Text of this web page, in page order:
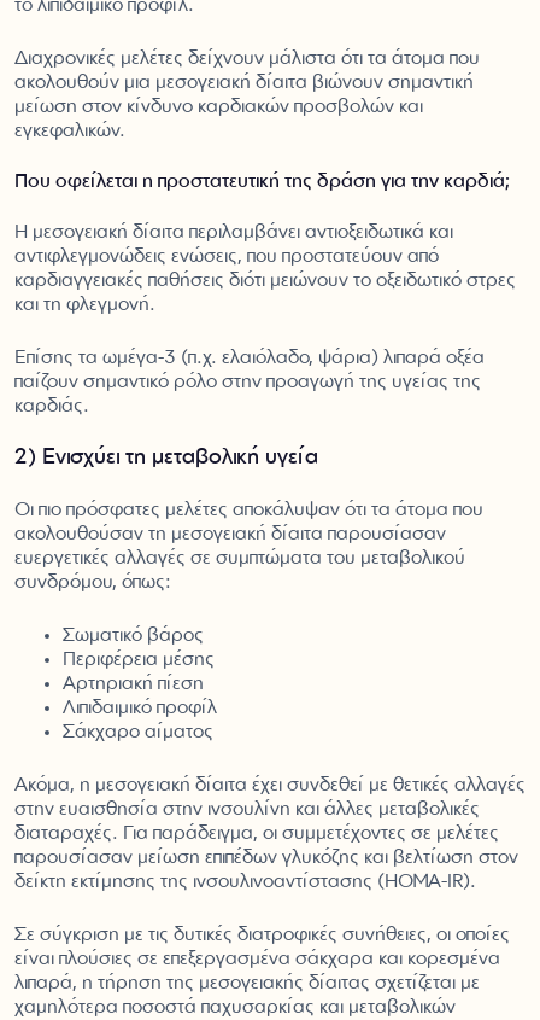
το λιπιδαιμικό προφίλ.
Διαχρονικές μελέτες δείχνουν μάλιστα ότι τα άτομα που
ακολουθούν μια μεσογειακή δίαιτα βιώνουν σημαντική
μείωση στον κίνδυνο καρδιακών προσβολών και
εγκεφαλικών.
Που οφείλεται η προστατευτική της δράση για την καρδιά;
Η μεσογειακή δίαιτα περιλαμβάνει αντιοξειδωτικά και
αντιφλεγμονώδεις ενώσεις, που προστατεύουν από
καρδιαγγειακές παθήσεις διότι μειώνουν το οξειδωτικό στρες
και τη φλεγμονή.
Επίσης τα ωμέγα-3 (π.χ. ελαιόλαδο, ψάρια) λιπαρά οξέα
παίζουν σημαντικό ρόλο στην προαγωγή της υγείας της
καρδιάς.
2) Ενισχύει τη μεταβολική υγεία
Οι πιο πρόσφατες μελέτες αποκάλυψαν ότι τα άτομα που
ακολουθούσαν τη μεσογειακή δίαιτα παρουσίασαν
ευεργετικές αλλαγές σε συμπτώματα του μεταβολικού
συνδρόμου, όπως:
Σωματικό βάρος
Περιφέρεια μέσης
Αρτηριακή πίεση
Λιπιδαιμικό προφίλ
Σάκχαρο αίματος
Ακόμα, η μεσογειακή δίαιτα έχει συνδεθεί με θετικές αλλαγές
στην ευαισθησία στην ινσουλίνη και άλλες μεταβολικές
διαταραχές. Για παράδειγμα, οι συμμετέχοντες σε μελέτες
παρουσίασαν μείωση επιπέδων γλυκόζης και βελτίωση στον
δείκτη εκτίμησης της ινσουλινοαντίστασης (HOMA-IR).
Σε σύγκριση με τις δυτικές διατροφικές συνήθειες, οι οποίες
είναι πλούσιες σε επεξεργασμένα σάκχαρα και κορεσμένα
λιπαρά, η τήρηση της μεσογειακής δίαιτας σχετίζεται με
χαμηλότερα ποσοστά παχυσαρκίας και μεταβολικών